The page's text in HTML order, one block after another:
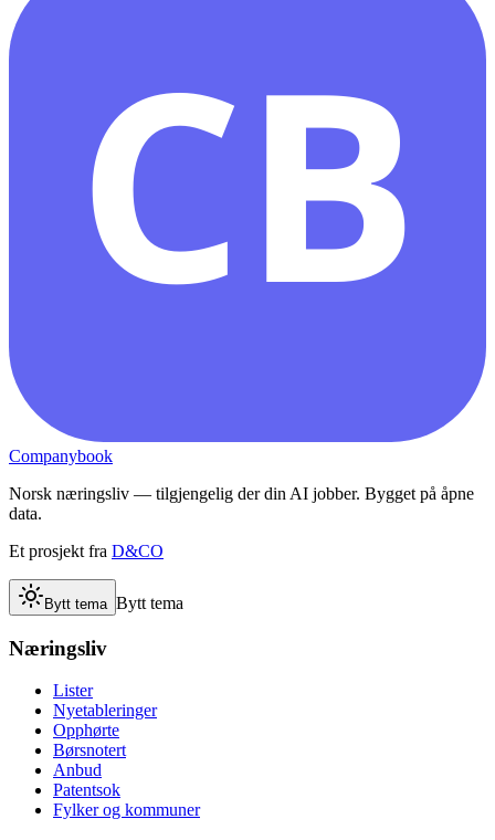
CB
Companybook
Norsk næringsliv — tilgjengelig der din AI jobber. Bygget på åpne
data.
Et prosjekt fra D&CO
Bytt tema Bytt tema
Næringsliv
Lister
Nyetableringer
Opphørte
Børsnotert
Anbud
Patentsok
Fylker og kommuner